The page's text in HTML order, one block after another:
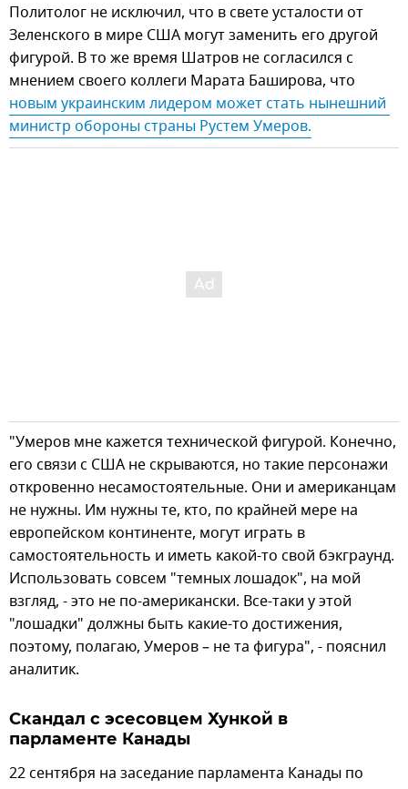
Политолог не исключил, что в свете усталости от
Зеленского в мире США могут заменить его другой
фигурой. В то же время Шатров не согласился с
мнением своего коллеги Марата Баширова, что
новым украинским лидером может стать нынешний
министр обороны страны Рустем Умеров.
"Умеров мне кажется технической фигурой. Конечно,
его связи с США не скрываются, но такие персонажи
откровенно несамостоятельные. Они и американцам
не нужны. Им нужны те, кто, по крайней мере на
европейском континенте, могут играть в
самостоятельность и иметь какой-то свой бэкграунд.
Использовать совсем "темных лошадок", на мой
взгляд, - это не по-американски. Все-таки у этой
"лошадки" должны быть какие-то достижения,
поэтому, полагаю, Умеров – не та фигура", - пояснил
аналитик.
Скандал с эсесовцем Хункой в
парламенте Канады
22 сентября на заседание парламента Канады по